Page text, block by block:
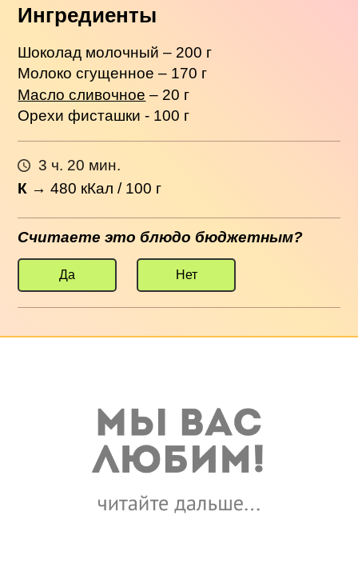
Ингредиенты
Шоколад молочный – 200 г
Молоко сгущенное – 170 г
Масло сливочное – 20 г
Орехи фисташки - 100 г
3 ч. 20 мин.
К →480 кКал / 100 г
Считаете это блюдо бюджетным?
Да Нет